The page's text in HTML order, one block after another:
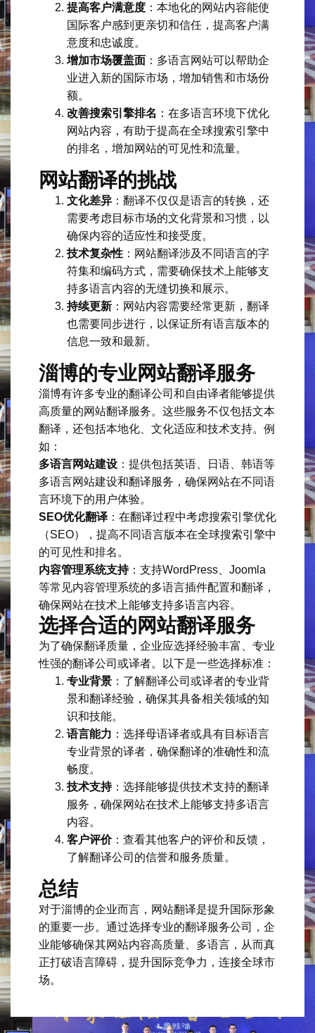
提高客户满意度 ：本地化的网站内容能使
国际客户感到更亲切和信任，提高客户满
意度和忠诚度。
增加市场覆盖面 ：多语言网站可以帮助企
业进入新的国际市场，增加销售和市场份
额。
改善搜索引擎排名 ：在多语言环境下优化
网站内容，有助于提高在全球搜索引擎中
的排名，增加网站的可见性和流量。
网站翻译的挑战
文化差异 ：翻译不仅仅是语言的转换，还
需要考虑目标市场的文化背景和习惯，以
确保内容的适应性和接受度。
技术复杂性 ：网站翻译涉及不同语言的字
符集和编码方式，需要确保技术上能够支
持多语言内容的无缝切换和展示。
持续更新 ：网站内容需要经常更新，翻译
也需要同步进行，以保证所有语言版本的
信息一致和最新。
淄博的专业网站翻译服务
淄博有许多专业的翻译公司和自由译者能够提供
高质量的网站翻译服务。这些服务不仅包括文本
翻译，还包括本地化、文化适应和技术支持。例
如：
多语言网站建设 ：提供包括英语、日语、韩语等
多语言网站建设和翻译服务，确保网站在不同语
言环境下的用户体验。
SEO优化翻译 ：在翻译过程中考虑搜索引擎优化
（SEO），提高不同语言版本在全球搜索引擎中
的可见性和排名。
内容管理系统支持：支持WordPress、Joomla
等常见内容管理系统的多语言插件配置和翻译，
确保网站在技术上能够支持多语言内容。
选择合适的网站翻译服务
为了确保翻译质量，企业应选择经验丰富、专业
性强的翻译公司或译者。以下是一些选择标准：
专业背景 ：了解翻译公司或译者的专业背
景和翻译经验，确保其具备相关领域的知
识和技能。
语言能力 ：选择母语译者或具有目标语言
专业背景的译者，确保翻译的准确性和流
畅度。
技术支持：选择能够提供技术支持的翻译
服务，确保网站在技术上能够支持多语言
内容。
客户评价：查看其他客户的评价和反馈，
了解翻译公司的信誉和服务质量。
总结
对于淄博的企业而言，网站翻译是提升国际形象
的重要一步。通过选择专业的翻译服务公司，企
业能够确保其网站内容高质量、多语言，从而真
正打破语言障碍，提升国际竞争力，连接全球市
场。